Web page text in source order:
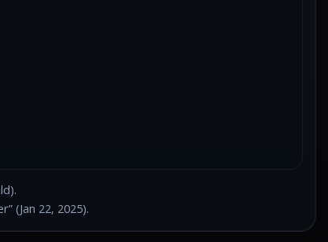
(Jan 22, 2025).